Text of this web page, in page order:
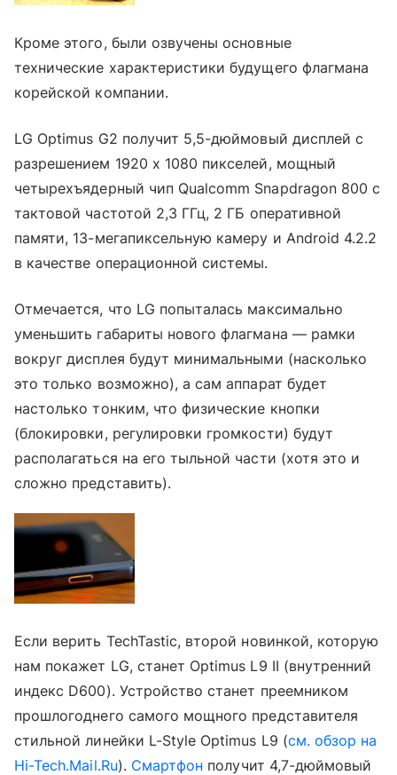
Кроме этого, были озвучены основные
технические характеристики будущего флагмана
корейской компании.
LG Optimus G2 получит 5,5-дюймовый дисплей с
разрешением 1920 х 1080 пикселей, мощный
четырехъядерный чип Qualcomm Snapdragon 800 с
тактовой частотой 2,3 ГГц, 2 ГБ оперативной
памяти, 13-мегапиксельную камеру и Android 4.2.2
в качестве операционной системы.
Отмечается, что LG попыталась максимально
уменьшить габариты нового флагмана — рамки
вокруг дисплея будут минимальными (насколько
это только возможно), а сам аппарат будет
настолько тонким, что физические кнопки
(блокировки, регулировки громкости) будут
располагаться на его тыльной части (хотя это и
сложно представить).
Если верить TechTastic, второй новинкой, которую
нам покажет LG, станет Optimus L9 II (внутренний
индекс D600). Устройство станет преемником
прошлогоднего самого мощного представителя
стильной линейки L-Style Optimus L9 (см. обзор на
Hi-Tech.Mail.Ru). Смартфон получит 4,7-дюймовый